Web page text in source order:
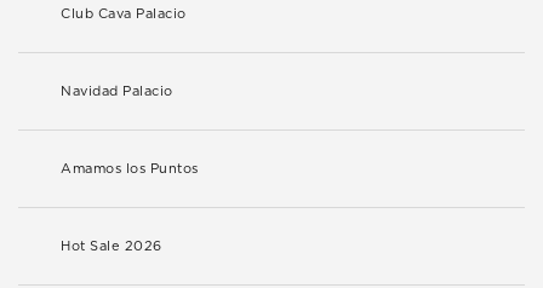
Club Cava Palacio
Navidad Palacio
Amamos los Puntos
Hot Sale 2026